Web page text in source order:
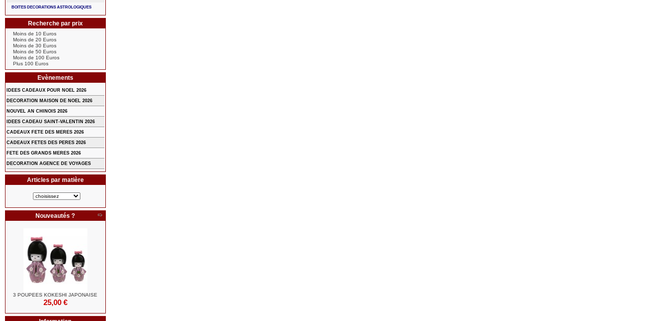
BOITES DECORATIONS ASTROLOGIQUES
Recherche par prix
Moins de 10 Euros
Moins de 20 Euros
Moins de 30 Euros
Moins de 50 Euros
Moins de 100 Euros
Plus 100 Euros
Evènements
IDEES CADEAUX POUR NOEL 2026
DECORATION MAISON DE NOEL 2026
NOUVEL AN CHINOIS 2026
IDEES CADEAU SAINT-VALENTIN 2026
CADEAUX FETE DES MERES 2026
CADEAUX FETES DES PERES 2026
FETE DES GRANDS MERES 2026
DECORATION AGENCE DE VOYAGES
Articles par matière
Nouveautés ?
3 POUPEES KOKESHI JAPONAISE
25,00 €